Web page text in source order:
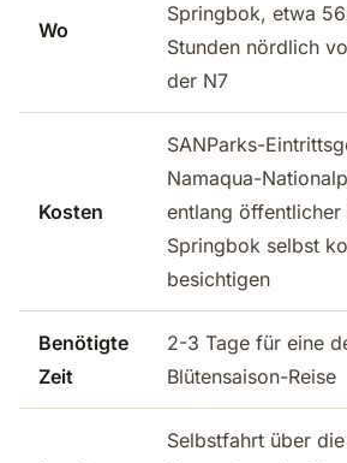
Wo
Springbok, etwa
Stunden nördlich
der N7
Kosten
SANParks-
Namaqua-
entlang öffentlicher
Springbok selbst
besichtigen
Benötigte
Zeit
2-3 Tage für eine
Blütensaison-Reise
Selbstfahrt über